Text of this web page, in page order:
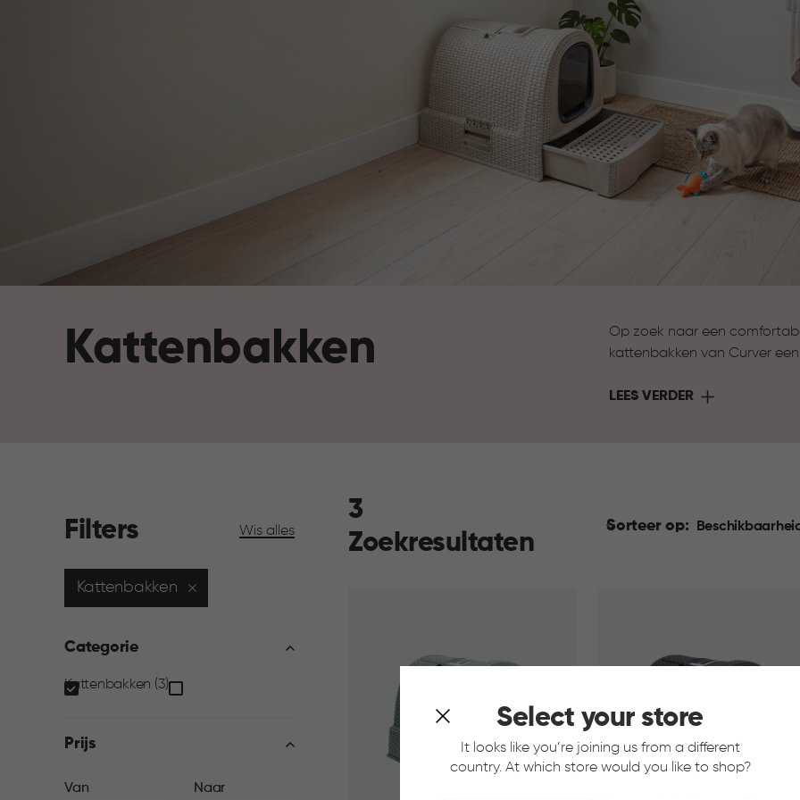
Select your store
It looks like you’re joining us from a different
country. At which store would you like to shop?
Kattenbakken
Op zoek naar een
kattenbakken van Curver
gemak
LEES VERDER
Filters Wis alles
Kattenbakken
Categorie
Categorie
filter
Kattenbakken (3)
Prijs
Van
Naar
Sorteer op:
3
Zoekresultaten